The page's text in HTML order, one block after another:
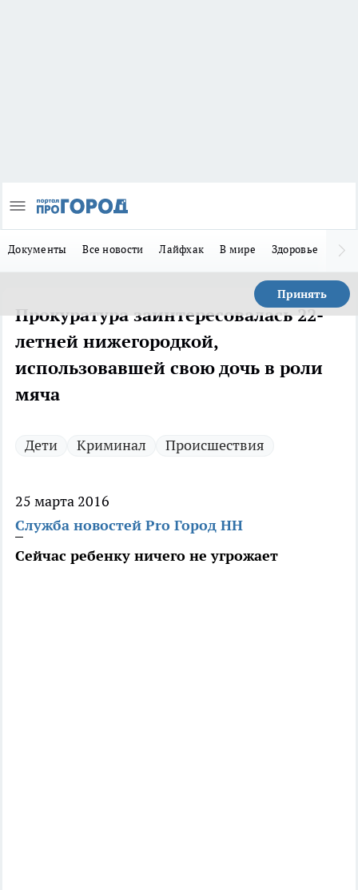
Документы Все новости Лайфхак В мире Здоровье
Принять
Прокуратура заинтересовалась 22-
летней нижегородкой,
использовавшей свою дочь в роли
мяча
Дети Криминал Происшествия
25 марта 2016
Служба новостей Pro Город НН
Сейчас ребенку ничего не угрожает